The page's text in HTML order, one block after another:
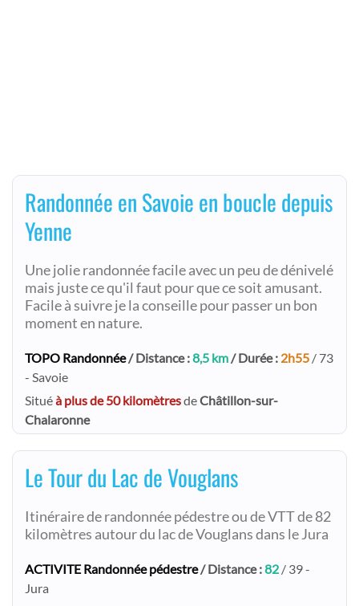
Randonnée en Savoie en boucle depuis
Yenne
Une jolie randonnée facile avec un peu de dénivelé
mais juste ce qu'il faut pour que ce soit amusant.
Facile à suivre je la conseille pour passer un bon
moment en nature.
TOPO Randonnée/ Distance :8,5 km/ Durée : 2h55 / 73
- Savoie
Situéà plus de 50 kilomètresdeChâtillon-sur-
Chalaronne
Le Tour du Lac de Vouglans
Itinéraire de randonnée pédestre ou de VTT de 82
kilomètres autour du lac de Vouglans dans le Jura
ACTIVITE Randonnée pédestre/ Distance :82 / 39 -
Jura